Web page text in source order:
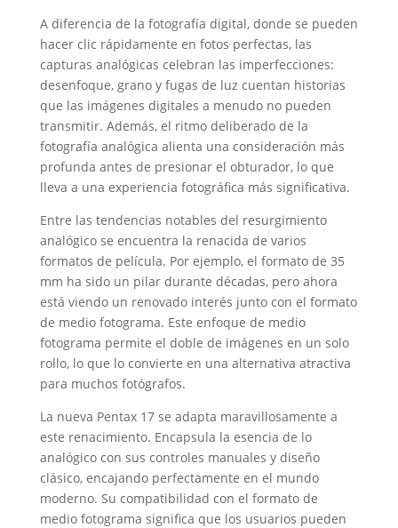
A diferencia de la fotografía digital, donde se pueden
hacer clic rápidamente en fotos perfectas, las
capturas analógicas celebran las imperfecciones:
desenfoque, grano y fugas de luz cuentan historias
que las imágenes digitales a menudo no pueden
transmitir. Además, el ritmo deliberado de la
fotografía analógica alienta una consideración más
profunda antes de presionar el obturador, lo que
lleva a una experiencia fotográfica más significativa.
Entre las tendencias notables del resurgimiento
analógico se encuentra la renacida de varios
formatos de película. Por ejemplo, el formato de 35
mm ha sido un pilar durante décadas, pero ahora
está viendo un renovado interés junto con el formato
de medio fotograma. Este enfoque de medio
fotograma permite el doble de imágenes en un solo
rollo, lo que lo convierte en una alternativa atractiva
para muchos fotógrafos.
La nueva Pentax 17 se adapta maravillosamente a
este renacimiento. Encapsula la esencia de lo
analógico con sus controles manuales y diseño
clásico, encajando perfectamente en el mundo
moderno. Su compatibilidad con el formato de
medio fotograma significa que los usuarios pueden